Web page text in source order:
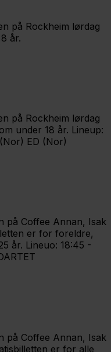
på Rockheim lørdag
år.
på Rockheim lørdag
under 18 år. Lineup:
ED (Nor)
på Coffee Annan, Isak
er for foreldre,
år. Lineuo: 18:45 -
på Coffee Annan, Isak
er for alle